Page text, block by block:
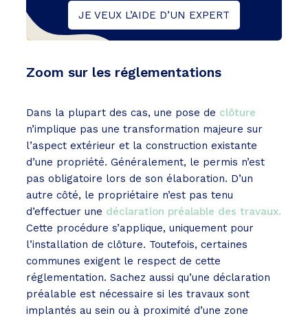
JE VEUX L’AIDE D’UN EXPERT
Zoom sur les réglementations
Dans la plupart des cas, une pose de clôture
n’implique pas une transformation majeure sur
l’aspect extérieur et la construction existante
d’une propriété. Généralement, le permis n’est
pas obligatoire lors de son élaboration. D’un
autre côté, le propriétaire n’est pas tenu
d’effectuer une déclaration préalable des travaux.
Cette procédure s’applique, uniquement pour
l’installation de clôture. Toutefois, certaines
communes exigent le respect de cette
réglementation. Sachez aussi qu’une déclaration
préalable est nécessaire si les travaux sont
implantés au sein ou à proximité d’une zone